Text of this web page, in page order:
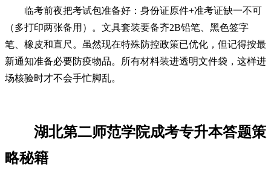
临考前夜把考试包准备好：身份证原件+准考证缺一不可
（多打印两张备用）。文具套装要备齐2B铅笔、黑色签字
笔、橡皮和直尺。虽然现在特殊防控政策已优化，但记得按最
新通知准备必要防疫物品。所有材料装进透明文件袋，这样进
场核验时才不会手忙脚乱。
湖北第二师范学院成考专升本答题策
略秘籍